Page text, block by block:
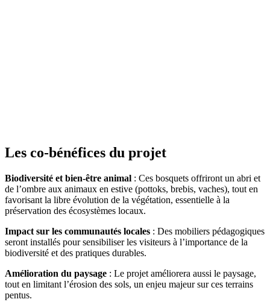
Les co-bénéfices du projet
Biodiversité et bien-être animal : Ces bosquets offriront un abri et
de l’ombre aux animaux en estive (pottoks, brebis, vaches), tout en
favorisant la libre évolution de la végétation, essentielle à la
préservation des écosystèmes locaux.
Impact sur les communautés locales : Des mobiliers pédagogiques
seront installés pour sensibiliser les visiteurs à l’importance de la
biodiversité et des pratiques durables.
Amélioration du paysage : Le projet améliorera aussi le paysage,
tout en limitant l’érosion des sols, un enjeu majeur sur ces terrains
pentus.